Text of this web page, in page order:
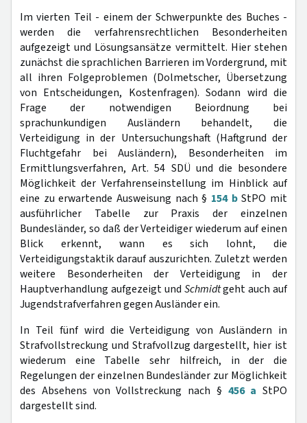
Im vierten Teil - einem der Schwerpunkte des Buches -
werden die verfahrensrechtlichen Besonderheiten
aufgezeigt und Lösungsansätze vermittelt. Hier stehen
zunächst die sprachlichen Barrieren im Vordergrund, mit
all ihren Folgeproblemen (Dolmetscher, Übersetzung
von Entscheidungen, Kostenfragen). Sodann wird die
Frage der notwendigen Beiordnung bei
sprachunkundigen Ausländern behandelt, die
Verteidigung in der Untersuchungshaft (Haftgrund der
Fluchtgefahr bei Ausländern), Besonderheiten im
Ermittlungsverfahren, Art. 54 SDÜ und die besondere
Möglichkeit der Verfahrenseinstellung im Hinblick auf
eine zu erwartende Ausweisung nach § 154 bStPO mit
ausführlicher Tabelle zur Praxis der einzelnen
Bundesländer, so daß der Verteidiger wiederum auf einen
Blick erkennt, wann es sich lohnt, die
Verteidigungstaktik darauf auszurichten. Zuletzt werden
weitere Besonderheiten der Verteidigung in der
Hauptverhandlung aufgezeigt und Schmidtgeht auch auf
Jugendstrafverfahren gegen Ausländer ein.
In Teil fünf wird die Verteidigung von Ausländern in
Strafvollstreckung und Strafvollzug dargestellt, hier ist
wiederum eine Tabelle sehr hilfreich, in der die
Regelungen der einzelnen Bundesländer zur Möglichkeit
des Absehens von Vollstreckung nach § 456 a StPO
dargestellt sind.